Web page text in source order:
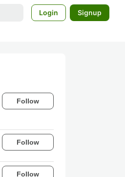
Login Signup
Follow
Follow
Follow